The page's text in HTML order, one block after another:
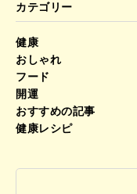
カテゴリー
健康
おしゃれ
フード
開運
おすすめの記事
健康レシピ